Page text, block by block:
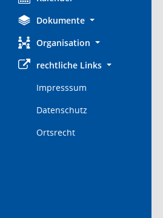
Dokumente
Organisation
rechtliche Links
Impresssum
Datenschutz
Ortsrecht